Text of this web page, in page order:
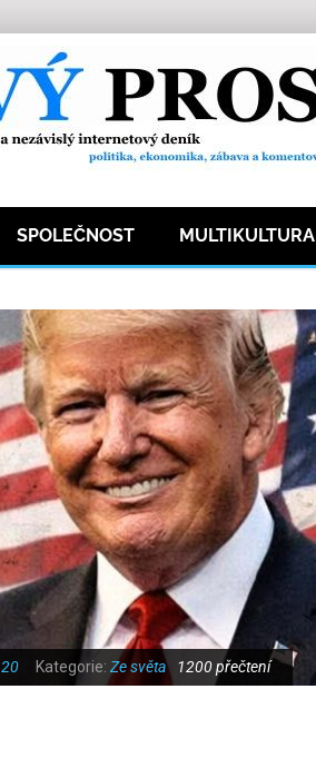
SPOLEČNOST MULTIKULTURA
20 Kategorie: Ze světa 1200 přečtení